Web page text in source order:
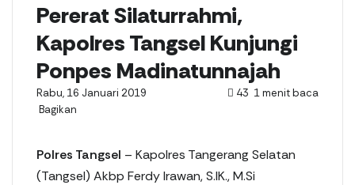
Pererat Silaturrahmi,
Kapolres Tangsel Kunjungi
Ponpes Madinatunnajah
Rabu, 16 Januari 2019 43 1 menit baca
Bagikan
c
e
n
k
a
t
l
e
n
e
m
e
Polres Tangsel – Kapolres Tangerang Selatan
(Tangsel) Akbp Ferdy Irawan, S.IK., M.Si